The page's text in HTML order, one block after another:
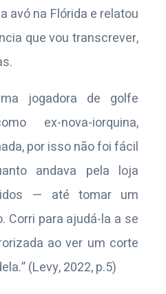
avó na Flórida e relatou
que vou transcrever,
jogadora de golfe
ex-nova-iorquina,
por isso não foi fácil
andava pela loja
— até tomar um
Corri para ajudá-la a se
ao ver um corte
(Levy, 2022, p.5)